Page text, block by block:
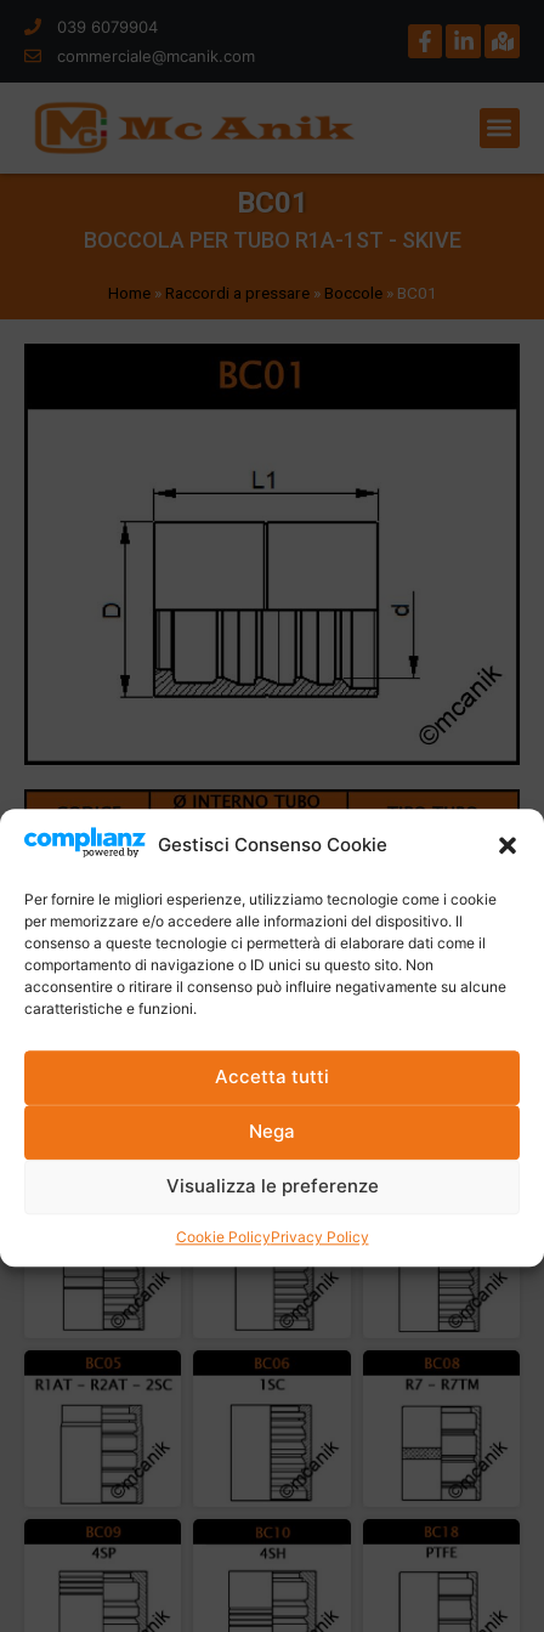
Gestisci Consenso Cookie
Per fornire le migliori esperienze, utilizziamo tecnologie come i cookie
per memorizzare e/o accedere alle informazioni del dispositivo. Il
consenso a queste tecnologie ci permetterà di elaborare dati come il
comportamento di navigazione o ID unici su questo sito. Non
acconsentire o ritirare il consenso può influire negativamente su alcune
caratteristiche e funzioni.
Accetta tutti
Nega
Visualizza le preferenze
Cookie PolicyPrivacy Policy
039 6079904
commerciale@mcanik.com
BC01
BOCCOLA PER TUBO R1A-1ST - SKIVE
Home» Raccordi a pressare» Boccole» BC01
Altri prodotti della stessa categoria